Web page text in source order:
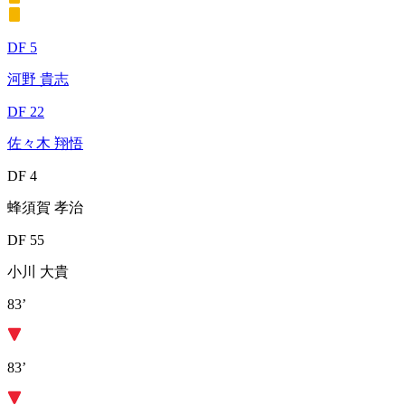
DF 5
河野 貴志
DF 22
佐々木 翔悟
DF 4
蜂須賀 孝治
DF 55
小川 大貴
83’
83’